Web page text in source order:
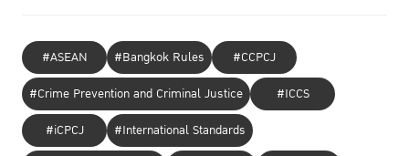
#ASEAN #Bangkok Rules
#CCPCJ
#Crime Prevention and Criminal Justice
#ICCS
#iCPCJ
#International Standards